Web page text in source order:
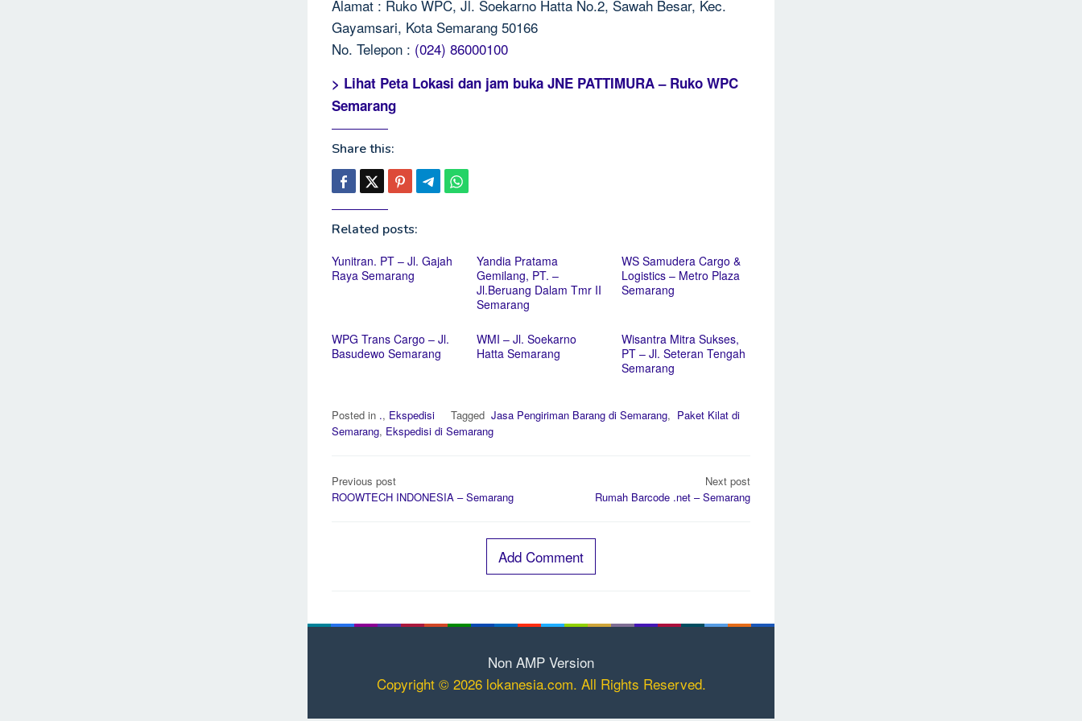
Alamat : Ruko WPC, Jl. Soekarno Hatta No.2, Sawah Besar, Kec.
Gayamsari, Kota Semarang 50166
No. Telepon : (024) 86000100
> Lihat Peta Lokasi dan jam buka JNE PATTIMURA – Ruko WPC
Semarang
Share this:
Related posts:
Yunitran. PT – Jl. Gajah
Raya Semarang
Yandia Pratama
Gemilang, PT. –
Jl.Beruang Dalam Tmr II
Semarang
WS Samudera Cargo &
Logistics – Metro Plaza
Semarang
WPG Trans Cargo – Jl.
Basudewo Semarang
WMI – Jl. Soekarno
Hatta Semarang
Wisantra Mitra Sukses,
PT – Jl. Seteran Tengah
Semarang
Posted in ., Ekspedisi Tagged Jasa Pengiriman Barang di Semarang, Paket Kilat di
Semarang, Ekspedisi di Semarang
Post
navigation
Previous post
ROOWTECH INDONESIA – Semarang
Next post
Rumah Barcode .net – Semarang
Add Comment
Non AMP Version
Copyright © 2026 lokanesia.com. All Rights Reserved.